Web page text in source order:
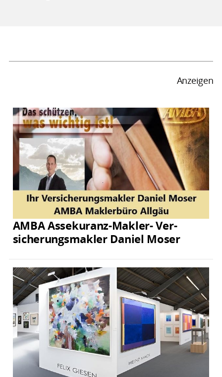
Anzeigen
AMBA Assekuranz-Makler- Ver­
sicherungs­makler Daniel Moser